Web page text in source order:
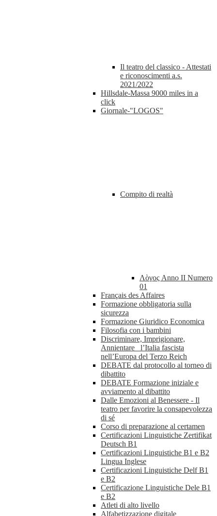
Il teatro del classico - Attestati
e riconoscimenti a.s.
2021/2022
Hillsdale-Massa 9000 miles in a
click
Giornale-"LOGOS"
Compito di realtà
Λὸγος Anno II Numero
01
Français des Affaires
Formazione obbligatoria sulla
sicurezza
Formazione Giuridico Economica
Filosofia con i bambini
Discriminare, Imprigionare,
Annientare_ l’Italia fascista
nell’Europa del Terzo Reich
DEBATE dal protocollo al torneo di
dibattito
DEBATE Formazione iniziale e
avviamento al dibattito
Dalle Emozioni al Benessere - Il
teatro per favorire la consapevolezza
di sé
Corso di preparazione al certamen
Certificazioni Linguistiche Zertifikat
Deutsch B1
Certificazioni Linguistiche B1 e B2
Lingua Inglese
Certificazioni Linguistiche Delf B1
e B2
Certificazione Linguistiche Dele B1
e B2
Atleti di alto livello
Alfabetizzazione digitale